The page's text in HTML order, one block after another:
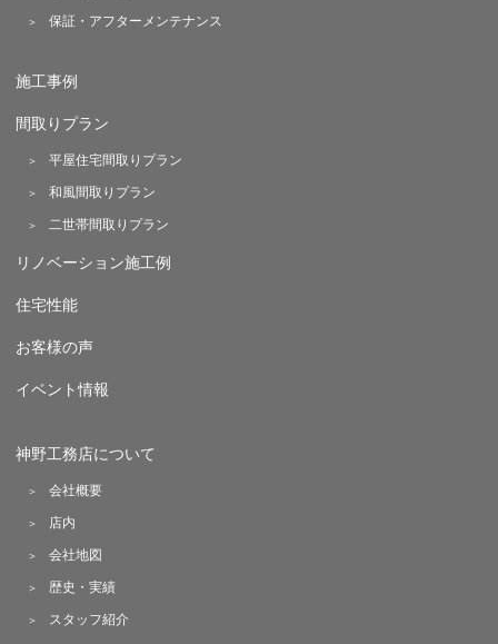
保証・アフターメンテナンス
施工事例
間取りプラン
平屋住宅間取りプラン
和風間取りプラン
二世帯間取りプラン
リノベーション施工例
住宅性能
お客様の声
イベント情報
神野工務店について
会社概要
店内
会社地図
歴史・実績
スタッフ紹介